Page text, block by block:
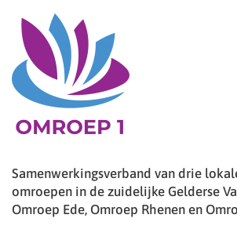
Samenwerkingsverband van drie
omroepen in de zuidelijke Gelderse
Omroep Ede, Omroep Rhenen en